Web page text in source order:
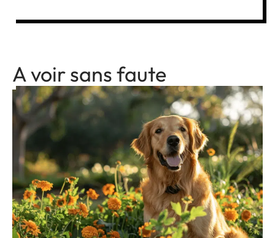
A voir sans faute